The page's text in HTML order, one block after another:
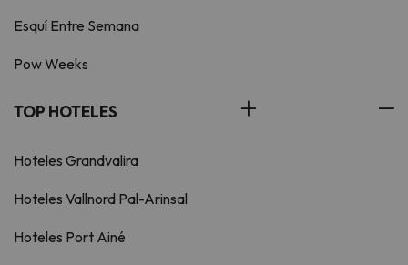
Esquí Entre Semana
Pow Weeks
TOP HOTELES
Hoteles Grandvalira
Hoteles Vallnord Pal-Arinsal
Hoteles Port Ainé